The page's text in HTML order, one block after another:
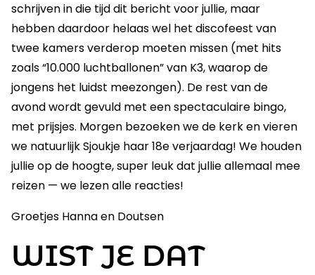
schrijven in die tijd dit bericht voor jullie, maar
hebben daardoor helaas wel het discofeest van
twee kamers verderop moeten missen (met hits
zoals “10.000 luchtballonen” van K3, waarop de
jongens het luidst meezongen). De rest van de
avond wordt gevuld met een spectaculaire bingo,
met prijsjes. Morgen bezoeken we de kerk en vieren
we natuurlijk Sjoukje haar 18e verjaardag! We houden
jullie op de hoogte, super leuk dat jullie allemaal mee
reizen — we lezen alle reacties!
Groetjes Hanna en Doutsen
WIST JE DAT